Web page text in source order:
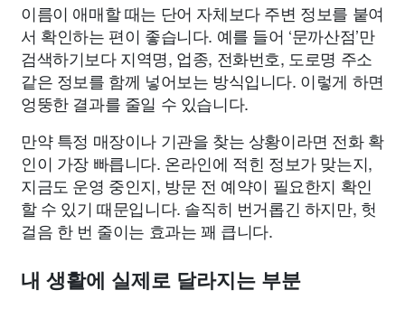
이름이 애매할 때는 단어 자체보다 주변 정보를 붙여
서 확인하는 편이 좋습니다. 예를 들어 ‘문까산점’만
검색하기보다 지역명, 업종, 전화번호, 도로명 주소
같은 정보를 함께 넣어보는 방식입니다. 이렇게 하면
엉뚱한 결과를 줄일 수 있습니다.
만약 특정 매장이나 기관을 찾는 상황이라면 전화 확
인이 가장 빠릅니다. 온라인에 적힌 정보가 맞는지,
지금도 운영 중인지, 방문 전 예약이 필요한지 확인
할 수 있기 때문입니다. 솔직히 번거롭긴 하지만, 헛
걸음 한 번 줄이는 효과는 꽤 큽니다.
내 생활에 실제로 달라지는 부분